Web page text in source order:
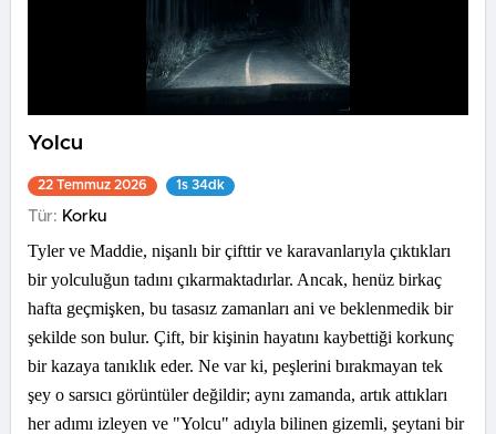
Yolcu
22 Temmuz 2026 1s 34dk
Tür: Korku
Tyler ve Maddie, nişanlı bir çifttir ve karavanlarıyla çıktıkları
bir yolculuğun tadını çıkarmaktadırlar. Ancak, henüz birkaç
hafta geçmişken, bu tasasız zamanları ani ve beklenmedik bir
şekilde son bulur. Çift, bir kişinin hayatını kaybettiği korkunç
bir kazaya tanıklık eder. Ne var ki, peşlerini bırakmayan tek
şey o sarsıcı görüntüler değildir; aynı zamanda, artık attıkları
her adımı izleyen ve "Yolcu" adıyla bilinen gizemli, şeytani bir